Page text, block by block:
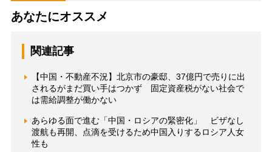
あなたにオススメ
関連記事
【中国・不動産不況】北京市の豪邸、37億円で売りに出
されるがまだ買い手はつかず 固定資産税がない社会で
は需給調整が働かない
あらゆる面で進む「中国・ロシアの緊密化」 ビザなし
渡航も再開、点滴を受けるため中国入りするロシア人女
性も